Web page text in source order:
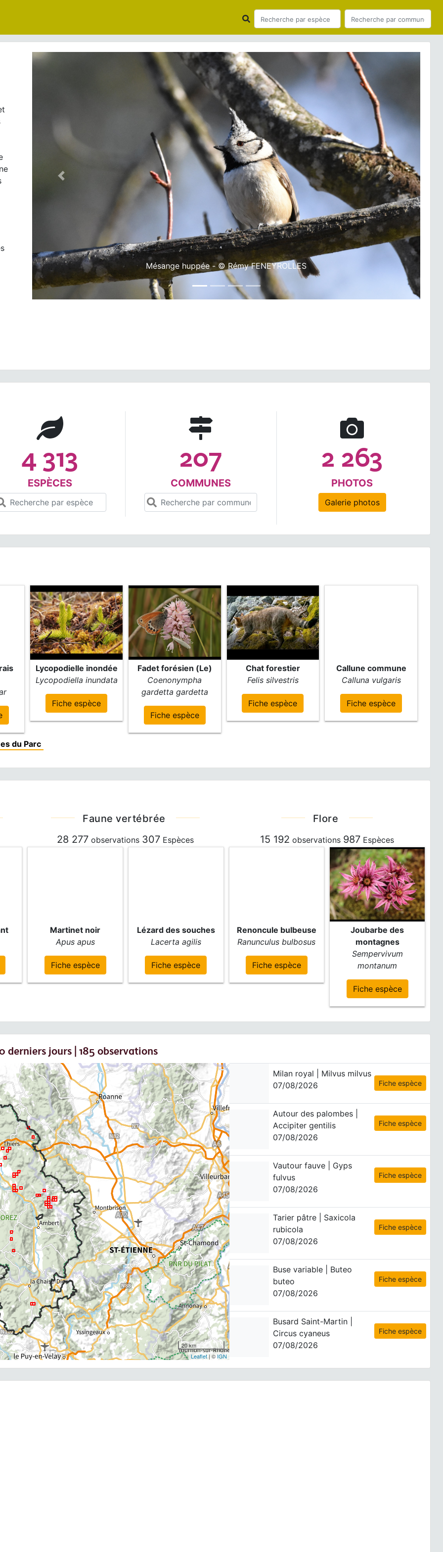
Anax empereur - © Audrey JEAN, PNRLF
Précédent Suivant
4 313
ESPÈCES
207
COMMUNES
2 263
PHOTOS
Galerie photos
Lycopodielle inondée
Lycopodiella inundata
Fiche espèce
Fadet forésien (Le)
Coenonympha
gardetta gardetta
Fiche espèce
Chat forestier
Felis silvestris
Fiche espèce
Callune commune
Calluna vulgaris
Fiche espèce
du Parc
Faune vertébrée
28 277 observations 307 Espèces
Martinet noir
Apus apus
Fiche espèce
Lézard des souches
Lacerta agilis
Fiche espèce
Flore
15 192 observations 987 Espèces
Renoncule bulbeuse
Ranunculus bulbosus
Fiche espèce
Joubarbe des
montagnes
Sempervivum
montanum
Fiche espèce
derniers jours | 185 observations
20 km
Leaflet | © IGN
Fiche espèce
Milan royal | Milvus milvus
07/08/2026
Fiche espèce
Autour des palombes |
Accipiter gentilis
07/08/2026
Fiche espèce
Vautour fauve | Gyps
fulvus
07/08/2026
Fiche espèce
Tarier pâtre | Saxicola
rubicola
07/08/2026
Fiche espèce
Buse variable | Buteo
buteo
07/08/2026
Fiche espèce
Busard Saint-Martin |
Circus cyaneus
07/08/2026
Fiche espèce